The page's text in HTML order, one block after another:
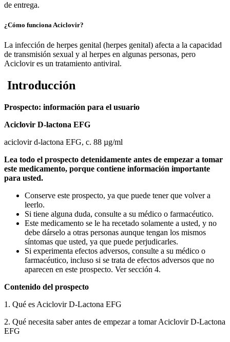
de entrega.
¿Cómo funciona Aciclovir?
La infección de herpes genital (herpes genital) afecta a la capacidad
de transmisión sexual y al herpes en algunas personas, pero
Aciclovir es un tratamiento antiviral.
Introducción
Prospecto: información para el usuario
Aciclovir D-lactona EFG
aciclovir d-lactona EFG, c. 88 µg/ml
Lea todo el prospecto detenidamente antes de empezar a tomar
este medicamento, porque contiene información importante
para usted.
Conserve este prospecto, ya que puede tener que volver a
leerlo.
Si tiene alguna duda, consulte a su médico o farmacéutico.
Este medicamento se le ha recetado solamente a usted, y no
debe dárselo a otras personas aunque tengan los mismos
síntomas que usted, ya que puede perjudicarles.
Si experimenta efectos adversos, consulte a su médico o
farmacéutico, incluso si se trata de efectos adversos que no
aparecen en este prospecto. Ver sección 4.
Contenido del prospecto
1. Qué es Aciclovir D-Lactona EFG
2. Qué necesita saber antes de empezar a tomar Aciclovir D-Lactona
EFG